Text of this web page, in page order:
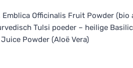
Officinalis Fruit Powder
Tulsi poeder – heilige
Powder (Aloë Vera)